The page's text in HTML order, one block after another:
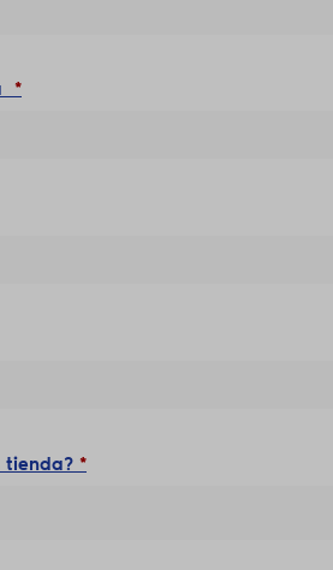
*
tienda? *